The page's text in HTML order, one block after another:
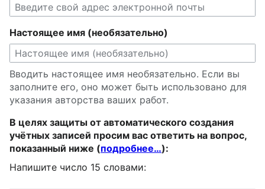
Настоящее имя (необязательно)
Вводить настоящее имя необязательно. Если вы
заполните его, оно может быть использовано для
указания авторства ваших работ.
В целях защиты от автоматического создания
учётных записей просим вас ответить на вопрос,
показанный ниже (подробнее…):
Напишите число 15 словами: